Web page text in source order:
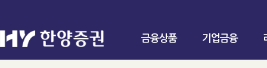
금융상품 기업금융